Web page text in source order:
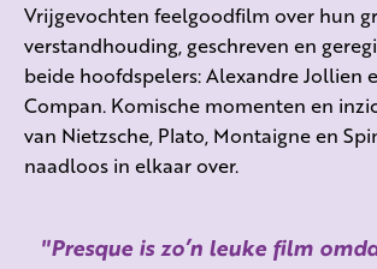
Vrijgevochten feelgoodfilm over hun
verstandhouding, geschreven en
beide hoofdspelers: Alexandre Jollien
Compan. Komische momenten en
van Nietzsche, Plato, Montaigne en
naadloos in elkaar over.
Presque is zo’n leuke film